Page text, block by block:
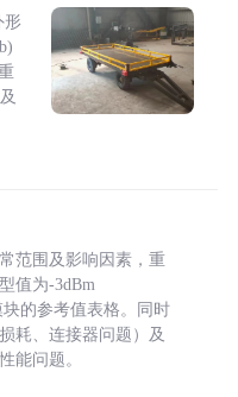
形
范围及影响因素，重
值为-3dBm
的参考值表格。同时
耗、连接器问题）及
能问题。